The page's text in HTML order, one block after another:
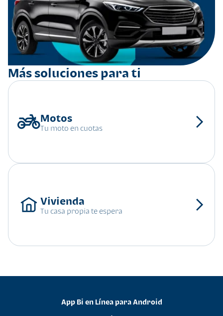
Más soluciones para ti
Tu moto en cuotas
Tu casa propia te espera
App Bi en Línea para Android